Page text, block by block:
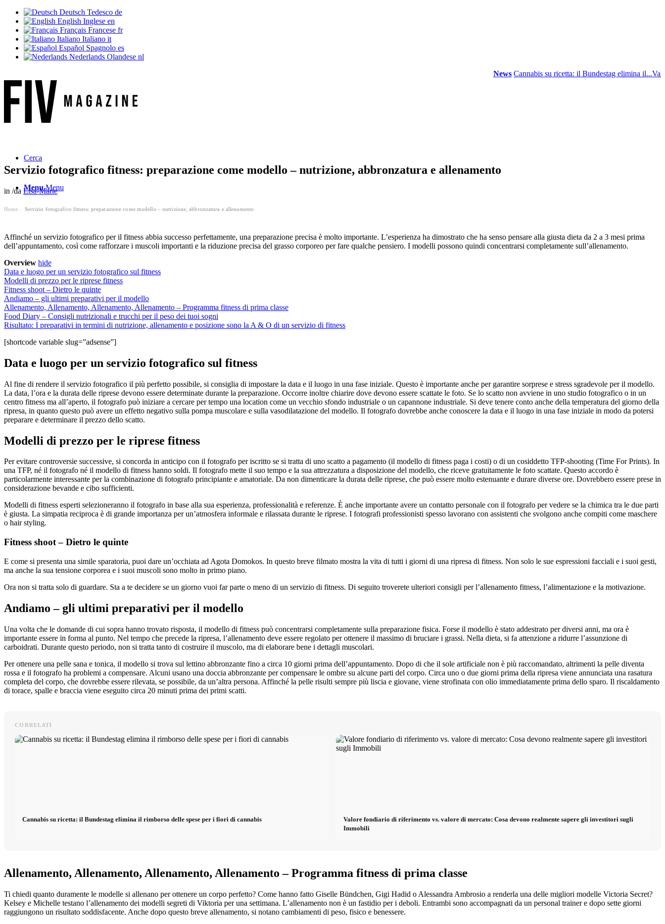
Deutsch Tedesco de
English Inglese en
Français Francese fr
Italiano Italiano it
Español Spagnolo es
Nederlands Olandese nl
News Cannabis su ricetta: il Bundestag elimina il...Valore
Cerca
Menu Menu
Servizio fotografico fitness: preparazione come modello – nutrizione, abbronzatura e allenamento
in /da Lisa-Marie
Home Servizio fotografico fitness: preparazione come modello – nutrizione, abbronzatura e allenamento
Affinché un servizio fotografico per il fitness abbia successo perfettamente, una preparazione precisa è molto importante. L’esperienza ha dimostrato che ha senso pensare alla giusta dieta da 2 a 3 mesi prima
dell’appuntamento, così come rafforzare i muscoli importanti e la riduzione precisa del grasso corporeo per fare qualche pensiero. I modelli possono quindi concentrarsi completamente sull’allenamento.
Overview hide
Data e luogo per un servizio fotografico sul fitness
Modelli di prezzo per le riprese fitness
Fitness shoot – Dietro le quinte
Andiamo – gli ultimi preparativi per il modello
Allenamento, Allenamento, Allenamento, Allenamento – Programma fitness di prima classe
Food Diary – Consigli nutrizionali e trucchi per il peso dei tuoi sogni
Risultato: I preparativi in termini di nutrizione, allenamento e posizione sono la A & O di un servizio di fitness
[shortcode variable slug=”adsense”]
Data e luogo per un servizio fotografico sul fitness
Al fine di rendere il servizio fotografico il più perfetto possibile, si consiglia di impostare la data e il luogo in una fase iniziale. Questo è importante anche per garantire sorprese e stress sgradevole per il modello.
La data, l’ora e la durata delle riprese devono essere determinate durante la preparazione. Occorre inoltre chiarire dove devono essere scattate le foto. Se lo scatto non avviene in uno studio fotografico o in un
centro fitness ma all’aperto, il fotografo può iniziare a cercare per tempo una location come un vecchio sfondo industriale o un capannone industriale. Si deve tenere conto anche della temperatura del giorno della
ripresa, in quanto questo può avere un effetto negativo sulla pompa muscolare e sulla vasodilatazione del modello. Il fotografo dovrebbe anche conoscere la data e il luogo in una fase iniziale in modo da potersi
preparare e determinare il prezzo dello scatto.
Modelli di prezzo per le riprese fitness
Per evitare controversie successive, si concorda in anticipo con il fotografo per iscritto se si tratta di uno scatto a pagamento (il modello di fitness paga i costi) o di un cosiddetto TFP-shooting (Time For Prints). In
una TFP, né il fotografo né il modello di fitness hanno soldi. Il fotografo mette il suo tempo e la sua attrezzatura a disposizione del modello, che riceve gratuitamente le foto scattate. Questo accordo è
particolarmente interessante per la combinazione di fotografo principiante e amatoriale. Da non dimenticare la durata delle riprese, che può essere molto estenuante e durare diverse ore. Dovrebbero essere prese in
considerazione bevande e cibo sufficienti.
Modelli di fitness esperti selezioneranno il fotografo in base alla sua esperienza, professionalità e referenze. È anche importante avere un contatto personale con il fotografo per vedere se la chimica tra le due parti
è giusta. La simpatia reciproca è di grande importanza per un’atmosfera informale e rilassata durante le riprese. I fotografi professionisti spesso lavorano con assistenti che svolgono anche compiti come maschere
o hair styling.
Fitness shoot – Dietro le quinte
E come si presenta una simile sparatoria, puoi dare un’occhiata ad Agota Domokos. In questo breve filmato mostra la vita di tutti i giorni di una ripresa di fitness. Non solo le sue espressioni facciali e i suoi gesti,
ma anche la sua tensione corporea e i suoi muscoli sono molto in primo piano.
Ora non si tratta solo di guardare. Sta a te decidere se un giorno vuoi far parte o meno di un servizio di fitness. Di seguito troverete ulteriori consigli per l’allenamento fitness, l’alimentazione e la motivazione.
Andiamo – gli ultimi preparativi per il modello
Una volta che le domande di cui sopra hanno trovato risposta, il modello di fitness può concentrarsi completamente sulla preparazione fisica. Forse il modello è stato addestrato per diversi anni, ma ora è
importante essere in forma al punto. Nel tempo che precede la ripresa, l’allenamento deve essere regolato per ottenere il massimo di bruciare i grassi. Nella dieta, si fa attenzione a ridurre l’assunzione di
carboidrati. Durante questo periodo, non si tratta tanto di costruire il muscolo, ma di elaborare bene i dettagli muscolari.
Per ottenere una pelle sana e tonica, il modello si trova sul lettino abbronzante fino a circa 10 giorni prima dell’appuntamento. Dopo di che il sole artificiale non è più raccomandato, altrimenti la pelle diventa
rossa e il fotografo ha problemi a compensare. Alcuni usano una doccia abbronzante per compensare le ombre su alcune parti del corpo. Circa uno o due giorni prima della ripresa viene annunciata una rasatura
completa del corpo, che dovrebbe essere rilevata, se possibile, da un’altra persona. Affinché la pelle risulti sempre più liscia e giovane, viene strofinata con olio immediatamente prima dello sparo. Il riscaldamento
di torace, spalle e braccia viene eseguito circa 20 minuti prima dei primi scatti.
CORRELATI
Cannabis su ricetta: il Bundestag elimina il rimborso delle spese per i fiori di cannabis
Valore fondiario di riferimento vs. valore di mercato: Cosa devono realmente sapere gli investitori sugli
Immobili
Allenamento, Allenamento, Allenamento, Allenamento – Programma fitness di prima classe
Ti chiedi quanto duramente le modelle si allenano per ottenere un corpo perfetto? Come hanno fatto Giselle Bündchen, Gigi Hadid o Alessandra Ambrosio a renderla una delle migliori modelle Victoria Secret?
Kelsey e Michelle testano l’allenamento dei modelli segreti di Viktoria per una settimana. L’allenamento non è un fastidio per i deboli. Entrambi sono accompagnati da un personal trainer e dopo sette giorni
raggiungono un risultato soddisfacente. Anche dopo questo breve allenamento, si notano cambiamenti di peso, fisico e benessere.